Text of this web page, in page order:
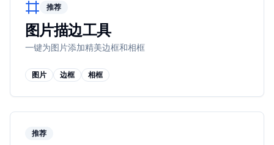
推荐
图片描边工具
一键为图片添加精美边框和相框
图片 边框 相框
推荐